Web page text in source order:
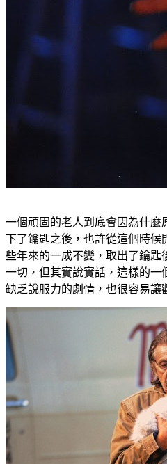
一個頑固的老人到底會因為什麼
下了鑰匙之後，也許從這個時候
些年來的一成不變，取出了鑰匙
一切，但其實說實話，這樣的一
缺乏說服力的劇情，也很容易讓